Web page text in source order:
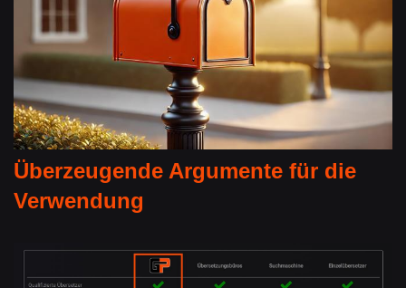
Überzeugende Argumente für die
Verwendung